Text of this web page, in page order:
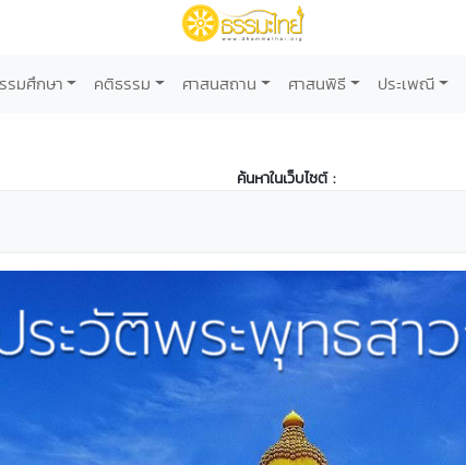
รมศึกษา คติธรรม ศาสนสถาน ศาสนพิธี ประเพณี
ค้นหาในเว็บไซต์ :